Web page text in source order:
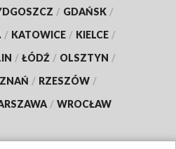
/ GDAŃSK /
/ KATOWICE / KIELCE /
/ ŁÓDŹ / OLSZTYN /
/ RZESZÓW /
/ WROCŁAW